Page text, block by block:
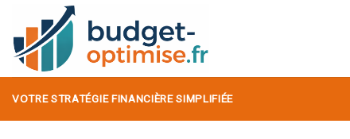
content
VOTRE STRATÉGIE FINANCIÈRE SIMPLIFIÉE